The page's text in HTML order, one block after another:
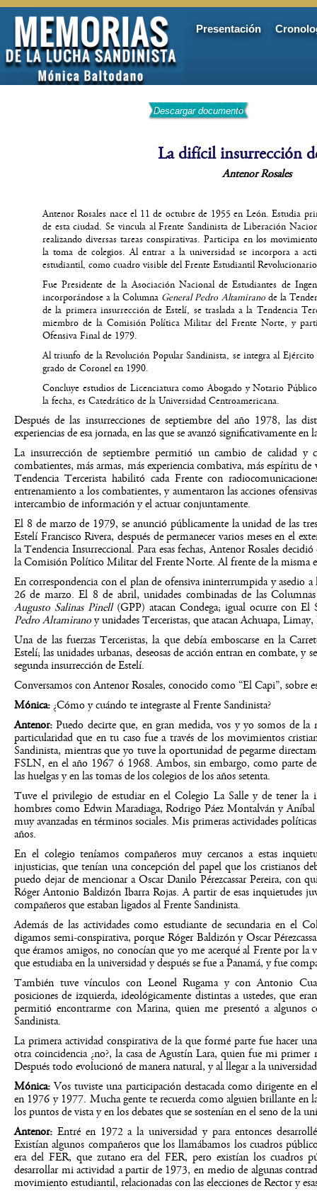
Presentación
Descargar documento
La difícil insurrección
Antenor Rosales
Antenor Rosales nace el 11 de octubre de 1955 en León. Estudia
de esta ciudad. Se vincula al Frente Sandinista de Liberación
realizando diversas tareas conspirativas. Participa en los
la toma de colegios. Al entrar a la universidad se incorpora a
estudiantil, como cuadro visible del Frente Estudiantil
Fue Presidente de la Asociación Nacional de Estudiantes de
incorporándose a la Columna General Pedro Altamiranode la
de la primera insurrección de Estelí, se traslada a la Tendencia
miembro de la Comisión Política Militar del Frente Norte, y
Ofensiva Final de 1979.
Al triunfo de la Revolución Popular Sandinista, se integra al
grado de Coronel en 1990.
Concluye estudios de Licenciatura como Abogado y Notario
la fecha, es Catedrático de la Universidad Centroamericana.
Después de las insurrecciones de septiembre del año 1978, las
experiencias de esa jornada, en las que se avanzó significativamente en
La insurrección de septiembre permitió un cambio de calidad y
combatientes, más armas, más experiencia combativa, más espíritu
Tendencia Tercerista habilitó cada Frente con
entrenamiento a los combatientes, y aumentaron las acciones
intercambio de información y el actuar conjuntamente.
El 8 de marzo de 1979, se anunció públicamente la unidad de las
Estelí Francisco Rivera, después de permanecer varios meses en el
la Tendencia Insurreccional. Para esas fechas, Antenor Rosales
la Comisión Político Militar del Frente Norte. Al frente de la misma
En correspondencia con el plan de ofensiva ininterrumpida y asedio
26 de marzo. El 8 de abril, unidades combinadas de las
Augusto Salinas Pinell(GPP) atacan Condega; igual ocurre con El
Pedro Altamiranoy unidades Terceristas, que atacan Achuapa,
Una de las fuerzas Terceristas, la que debía emboscarse en la
Estelí; las unidades urbanas, deseosas de acción entran en combate, y
segunda insurrección de Estelí.
Conversamos con Antenor Rosales, conocido como “El Capi”, sobre
Mónica:¿Cómo y cuándo te integraste al Frente Sandinista?
Antenor: Puedo decirte que, en gran medida, vos y yo somos de la
particularidad que en tu caso fue a través de los movimientos
Sandinista, mientras que yo tuve la oportunidad de pegarme
FSLN, en el año 1967 ó 1968. Ambos, sin embargo, como parte
las huelgas y en las tomas de los colegios de los años setenta.
Tuve el privilegio de estudiar en el Colegio La Salle y de tener la
hombres como Edwin Maradiaga, Rodrigo Páez Montalván y
muy avanzadas en términos sociales. Mis primeras actividades
años.
En el colegio teníamos compañeros muy cercanos a estas
injusticias, que tenían una concepción del papel que los cristianos
puedo dejar de mencionar a Oscar Danilo Pérezcassar Pereira, con
Róger Antonio Baldizón Ibarra Rojas. A partir de esas inquietudes
compañeros que estaban ligados al Frente Sandinista.
Además de las actividades como estudiante de secundaria en el
digamos semi-conspirativa, porque Róger Baldizón y Oscar
que éramos amigos, no conocían que yo me acerqué al Frente por
que estudiaba en la universidad y después se fue a Panamá, y fue
También tuve vínculos con Leonel Rugama y con Antonio
posiciones de izquierda, ideológicamente distintas a ustedes, que
permitió encontrarme con Marina, quien me presentó a algunos
Sandinista.
La primera actividad conspirativa de la que formé parte fue hacer
otra coincidencia ¿no?, la casa de Agustín Lara, quien fue mi primer
Después todo evolucionó de manera natural, y al llegar a la
Mónica:Vos tuviste una participación destacada como dirigente
en 1976 y 1977. Mucha gente te recuerda como alguien brillante en
los puntos de vista y en los debates que se sostenían en el seno de la
Antenor: Entré en 1972 a la universidad y para entonces
Existían algunos compañeros que los llamábamos los cuadros
era del FER, que zutano era del FER, pero existían los cuadros
desarrollar mi actividad a partir de 1973, en medio de algunas
movimiento estudiantil, relacionadas con las elecciones de Rector y